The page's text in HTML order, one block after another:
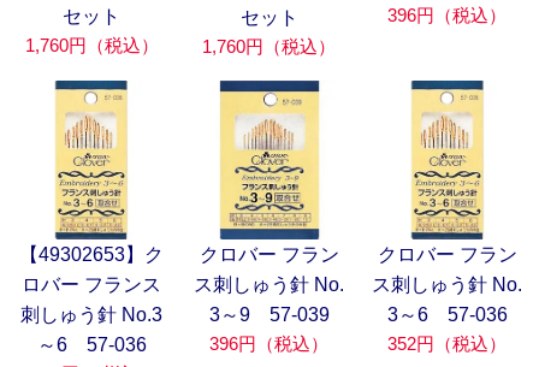
セット
1,760円（税込）
セット
1,760円（税込）
396円（税込）
【49302653】ク
ロバー フランス
刺しゅう針 No.3
～6 57-036
クロバー フラン
ス刺しゅう針 No.
3～9 57-039
396円（税込）
クロバー フラン
ス刺しゅう針 No.
3～6 57-036
352円（税込）